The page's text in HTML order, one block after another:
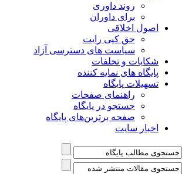
روند داوری
برای داوران
اصول اخلاقی
حق کپی رایت
سیاست های دسترسی آزاد
شکایات و تخلفات
پایگاه های نمایه کننده
تسهیلات پایگاه
راهنمای صفحات
جستجو در پایگاه
صفحه برترین‌های پایگاه
اخبار سایت